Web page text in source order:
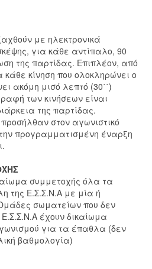
με ηλεκτρονικά
για κάθε αντίπαλο, 90
της παρτίδας. Επιπλέον, από
κάθε κίνηση που ολοκληρώνει ο
ακόμη μισό λεπτό (30΄΄)
των κινήσεων είναι
της παρτίδας.
στον αγωνιστικό
προγραμματισμένη έναρξη
συμμετοχής όλα τα
της Ε.Σ.Σ.Ν.Α με μία ή
σωματείων που δεν
έχουν δικαίωμα
για τα έπαθλα (δεν
βαθμολογία)